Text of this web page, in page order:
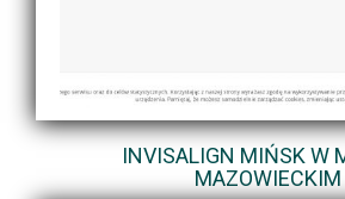
INVISALIGN MIŃSK W
MAZOWIECKIM